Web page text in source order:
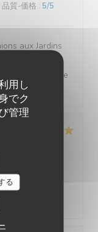
用し
でク
管理
る
品質-価格 : 5/5
aux Jardins
le soir
spéciale
SAÏD